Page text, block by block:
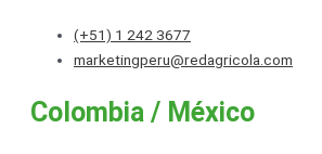
(+51) 1 242 3677
marketingperu@redagricola.com
Colombia / México